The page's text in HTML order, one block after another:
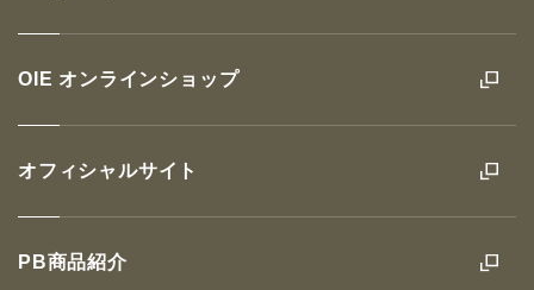
OIE オンラインショップ
オフィシャルサイト
PB商品紹介